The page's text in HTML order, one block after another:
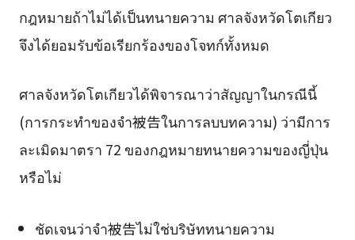
กฎหมายถ้าไม่ได้เป็นทนายความ ศาลจังหวัดโตเกียว
จึงได้ยอมรับข้อเรียกร้องของโจทก์ทั้งหมด
ศาลจังหวัดโตเกียวได้พิจารณาว่าสัญญาในกรณีนี้
(การกระทำของจำ被告ในการลบบทความ) ว่ามีการ
ละเมิดมาตรา 72 ของกฎหมายทนายความของญี่ปุ่น
หรือไม่
ชัดเจนว่าจำ被告ไม่ใช่บริษัททนายความ